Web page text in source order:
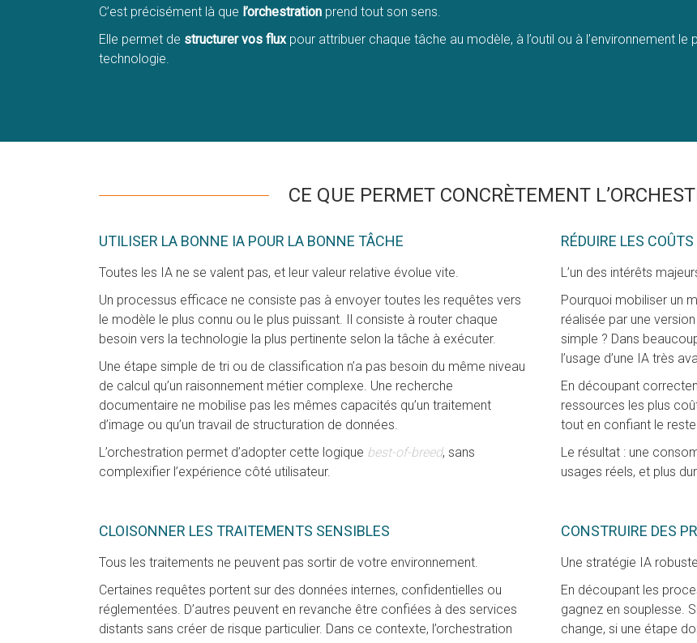
C’est précisément là que l’orchestration prend tout son sens.
Elle permet de structurer vos fluxpour attribuer chaque tâche au modèle, à l’outil ou à l’environnement
technologie.
CE QUE PERMET CONCRÈTEMENT
UTILISER LA BONNE IA POUR LA BONNE TÂCHE
Toutes les IA ne se valent pas, et leur valeur relative évolue vite.
Un processus efficace ne consiste pas à envoyer toutes les requêtes vers
le modèle le plus connu ou le plus puissant. Il consiste à router chaque
besoin vers la technologie la plus pertinente selon la tâche à exécuter.
Une étape simple de tri ou de classification n’a pas besoin du même niveau
de calcul qu’un raisonnement métier complexe. Une recherche
documentaire ne mobilise pas les mêmes capacités qu’un traitement
d’image ou qu’un travail de structuration de données.
L’orchestration permet d’adopter cette logique best-of-breed, sans
complexifier l’expérience côté utilisateur.
RÉDUIRE LES
L’un des intérêts
Pourquoi mobiliser un
réalisée par une
simple ? Dans
l’usage d’une IA très
En découpant
ressources les plus
tout en confiant le
Le résultat : une
usages réels, et plus
CLOISONNER LES TRAITEMENTS SENSIBLES
Tous les traitements ne peuvent pas sortir de votre environnement.
Certaines requêtes portent sur des données internes, confidentielles ou
réglementées. D’autres peuvent en revanche être confiées à des services
distants sans créer de risque particulier. Dans ce contexte, l’orchestration
CONSTRUIRE DES
Une stratégie IA
En découpant les
gagnez en souplesse.
change, si une étape